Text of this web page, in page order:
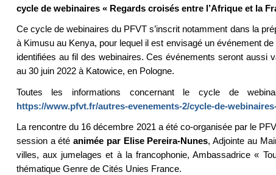
cycle de webinaires « Regards croisés entre l’Afrique et la
Ce cycle de webinaires du PFVT s’inscrit notamment dans la
à Kimusu au Kenya, pour lequel il est envisagé un événement
identifiées au fil des webinaires. Ces événements seront aussi
au 30 juin 2022 à Katowice, en Pologne.
Toutes les informations concernant le cycle de
https://www.pfvt.fr/autres-evenements-2/cycle-de-
La rencontre du 16 décembre 2021 a été co-organisée par le
session a étéanimée par Elise Pereira-Nunes, Adjointe au
villes, aux jumelages et à la francophonie, Ambassadrice «
thématique Genre de Cités Unies France.